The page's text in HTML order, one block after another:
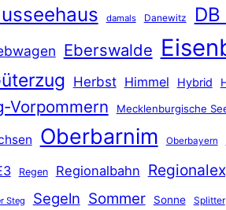
damals Danewitz DB
Eberswalde
Herbst Himmel Hybrid
Vorpommern Mecklenburgische
Oberbarnim Oberbayern
Regen Regionalbahn
Steg Segeln Sommer Sonne Splitter